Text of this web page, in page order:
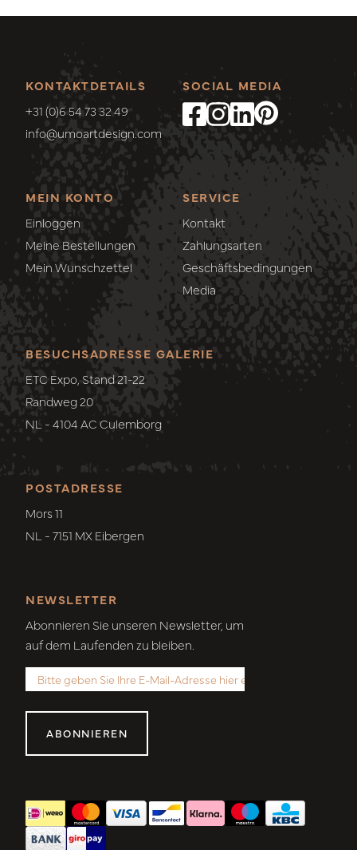
KONTAKTDETAILS
+31 (0)6 54 73 32 49
info@umoartdesign.com
MEIN KONTO
Einloggen
Meine Bestellungen
Mein Wunschzettel
SERVICE
Kontakt
Zahlungsarten
Geschäftsbedingungen
Media
SOCIAL MEDIA
POSTADRESSE
Mors 11
NL - 7151 MX Eibergen
BESUCHSADRESSE GALERIE
ETC Expo, Stand 21-22
Randweg 20
NL - 4104 AC Culemborg
NEWSLETTER
Abonnieren Sie unseren Newsletter, um
auf dem Laufenden zu bleiben.
ABONNIEREN